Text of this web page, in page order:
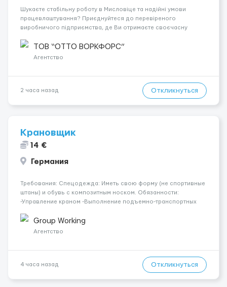
Шукаєте стабільну роботу в Мисловіце та надійні умови
працевлаштування? Приєднуйтеся до перевіреного
виробничого підприємства, де Ви отримаєте своєчасну
підібрати посаду відповідно до Ваших навичок
Локація: Мисловіце Форма пр...
ТОВ “ОТТО ВОРКФОРС”
Агентство
2 часа назад Откликнуться
Крановщик
14 €
Германия
Требования: Спецодежда: Иметь свою форму (не спортивные
штаны) и обувь с композитным носком. Обязанности:
-Управление краном -Выполнение подъемно-транспортных
инструкций по безопасности. -Опыт управления различными
типами кранов (моб...
Group Working
Агентство
4 часа назад Откликнуться